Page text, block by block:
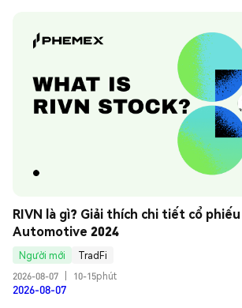
RIVN là gì? Giải thích chi tiết cổ phiếu
Automotive 2024
Người mới
TradFi
2026-08-07
10-15phút
2026-08-07